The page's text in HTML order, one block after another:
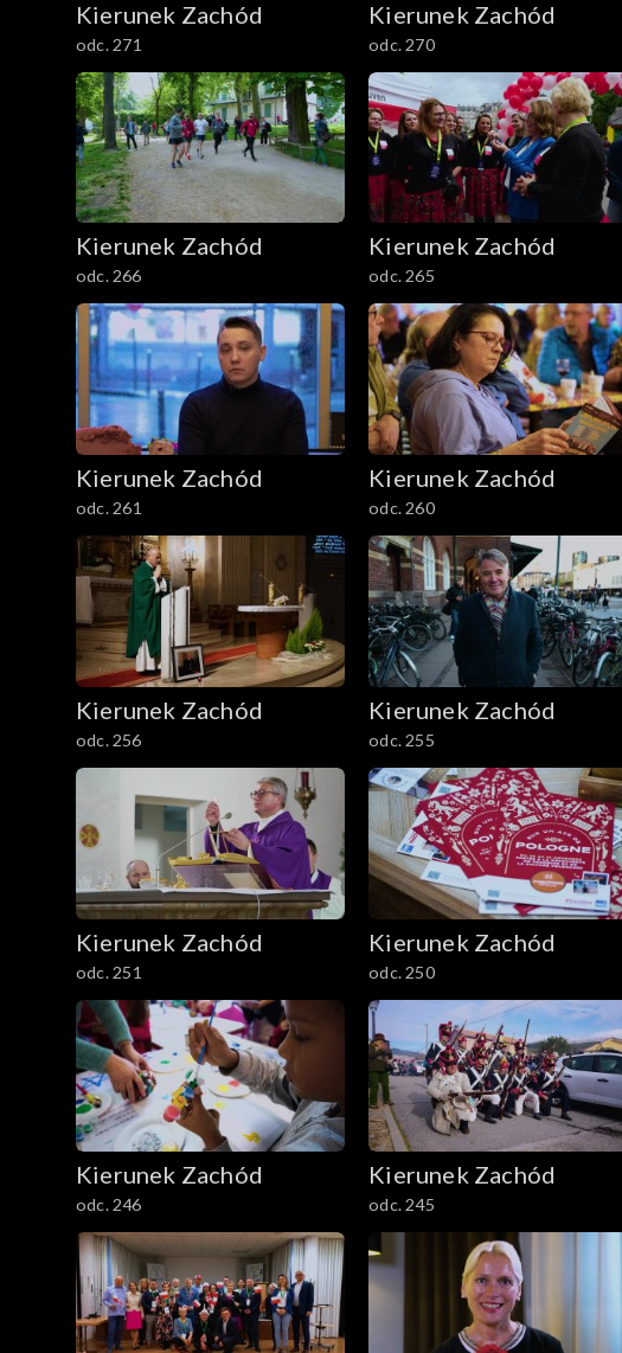
Kierunek Zachód
odc. 271
Kierunek Zachód
odc. 270
Kierunek Zachód
odc. 266
Kierunek Zachód
odc. 265
Kierunek Zachód
odc. 261
Kierunek Zachód
odc. 260
Kierunek Zachód
odc. 256
Kierunek Zachód
odc. 255
Kierunek Zachód
odc. 251
Kierunek Zachód
odc. 250
Kierunek Zachód
odc. 246
Kierunek Zachód
odc. 245